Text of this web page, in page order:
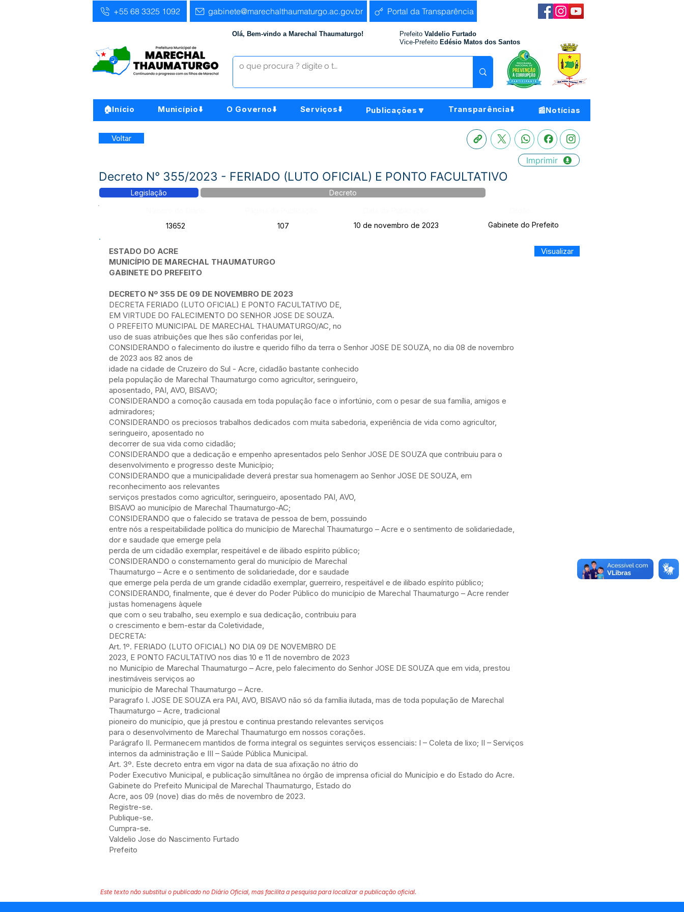
+55 68 3325 1092 gabinete@marechalthaumaturgo.ac.gov.br Portal da Transparência
Olá, Bem-vindo a Marechal Thaumaturgo! Prefeito Valdelio Furtado
Vice-Prefeito Edésio Matos dos Santos
🏠Início Município⬇️ O Governo⬇️ Serviços⬇️ Publicações🔽 Transparência⬇️ 📰Notícias
Voltar
Imprimir
Decreto N° 355/2023 - FERIADO (LUTO OFICIAL) E PONTO FACULTATIVO
Legislação Decreto
13652
107 10 de novembro de 2023 Gabinete do Prefeito
ESTADO DO ACRE
MUNICÍPIO DE MARECHAL THAUMATURGO
GABINETE DO PREFEITO
DECRETO Nº 355 DE 09 DE NOVEMBRO DE 2023
DECRETA FERIADO (LUTO OFICIAL) E PONTO FACULTATIVO DE,
EM VIRTUDE DO FALECIMENTO DO SENHOR JOSE DE SOUZA.
O PREFEITO MUNICIPAL DE MARECHAL THAUMATURGO/AC, no
uso de suas atribuições que lhes são conferidas por lei,
CONSIDERANDO o falecimento do ilustre e querido filho da terra o Senhor JOSE DE SOUZA, no dia 08 de novembro
de 2023 aos 82 anos de
idade na cidade de Cruzeiro do Sul - Acre, cidadão bastante conhecido
pela população de Marechal Thaumaturgo como agricultor, seringueiro,
aposentado, PAI, AVO, BISAVO;
CONSIDERANDO a comoção causada em toda população face o infortúnio, com o pesar de sua família, amigos e
admiradores;
CONSIDERANDO os preciosos trabalhos dedicados com muita sabedoria, experiência de vida como agricultor,
seringueiro, aposentado no
decorrer de sua vida como cidadão;
CONSIDERANDO que a dedicação e empenho apresentados pelo Senhor JOSE DE SOUZA que contribuiu para o
desenvolvimento e progresso deste Município;
CONSIDERANDO que a municipalidade deverá prestar sua homenagem ao Senhor JOSE DE SOUZA, em
reconhecimento aos relevantes
serviços prestados como agricultor, seringueiro, aposentado PAI, AVO,
BISAVO ao município de Marechal Thaumaturgo-AC;
CONSIDERANDO que o falecido se tratava de pessoa de bem, possuindo
entre nós a respeitabilidade política do município de Marechal Thaumaturgo – Acre e o sentimento de solidariedade,
dor e saudade que emerge pela
perda de um cidadão exemplar, respeitável e de ilibado espírito público;
CONSIDERANDO o consternamento geral do município de Marechal
Thaumaturgo – Acre e o sentimento de solidariedade, dor e saudade
que emerge pela perda de um grande cidadão exemplar, guerreiro, respeitável e de ilibado espírito público;
CONSIDERANDO, finalmente, que é dever do Poder Público do município de Marechal Thaumaturgo – Acre render
justas homenagens àquele
que com o seu trabalho, seu exemplo e sua dedicação, contribuiu para
o crescimento e bem-estar da Coletividade,
DECRETA:
Art. 1º. FERIADO (LUTO OFICIAL) NO DIA 09 DE NOVEMBRO DE
2023, E PONTO FACULTATIVO nos dias 10 e 11 de novembro de 2023
no Município de Marechal Thaumaturgo – Acre, pelo falecimento do Senhor JOSE DE SOUZA que em vida, prestou
inestimáveis serviços ao
município de Marechal Thaumaturgo – Acre.
Paragrafo I. JOSE DE SOUZA era PAI, AVO, BISAVO não só da família ilutada, mas de toda população de Marechal
Thaumaturgo – Acre, tradicional
pioneiro do município, que já prestou e continua prestando relevantes serviços
para o desenvolvimento de Marechal Thaumaturgo em nossos corações.
Parágrafo II. Permanecem mantidos de forma integral os seguintes serviços essenciais: I – Coleta de lixo; II – Serviços
internos da administração e III – Saúde Pública Municipal.
Art. 3º. Este decreto entra em vigor na data de sua afixação no átrio do
Poder Executivo Municipal, e publicação simultânea no órgão de imprensa oficial do Município e do Estado do Acre.
Gabinete do Prefeito Municipal de Marechal Thaumaturgo, Estado do
Acre, aos 09 (nove) dias do mês de novembro de 2023.
Registre-se.
Publique-se.
Cumpra-se.
Valdelio Jose do Nascimento Furtado
Prefeito
Visualizar
Este texto não substitui o publicado no Diário Oficial, mas facilita a pesquisa para localizar a publicação oficial.